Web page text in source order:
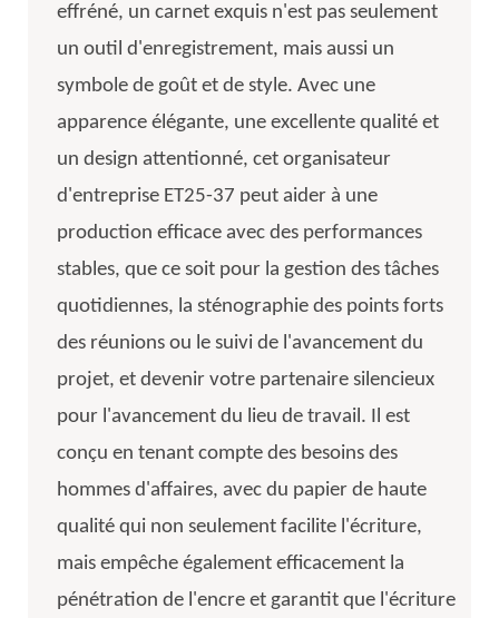
effréné, un carnet exquis n'est pas seulement
un outil d'enregistrement, mais aussi un
symbole de goût et de style. Avec une
apparence élégante, une excellente qualité et
un design attentionné, cet organisateur
d'entreprise ET25-37 peut aider à une
production efficace avec des performances
stables, que ce soit pour la gestion des tâches
quotidiennes, la sténographie des points forts
des réunions ou le suivi de l'avancement du
projet, et devenir votre partenaire silencieux
pour l'avancement du lieu de travail. Il est
conçu en tenant compte des besoins des
hommes d'affaires, avec du papier de haute
qualité qui non seulement facilite l'écriture,
mais empêche également efficacement la
pénétration de l'encre et garantit que l'écriture